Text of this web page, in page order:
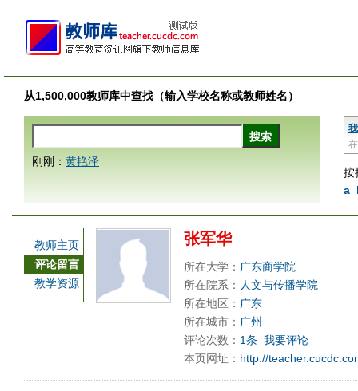
从1,500,000教师库中查找（输入学校名称或教师姓名）
按
a
刚刚： 黄艳泽
教师主页
评论留言
教学资源
张军华
所在大学： 广东商学院
所在院系： 人文与传播学院
所在地区： 广东
所在城市： 广州
评论次数： 1条 我要评论
本页网址： http://